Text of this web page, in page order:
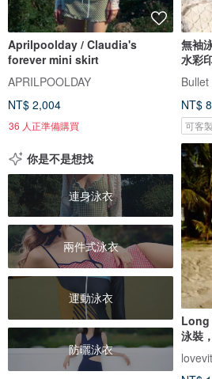
Aprilpoolday / Claudia's
forever mini skirt
APRILPOOLDAY
NT$ 2,004
36 人正準備購買
無袖
水彩
NT$
可客製
你是不是想找
連身泳衣
兩件式泳衣
運動泳衣
防曬泳衣
Long
泳裝